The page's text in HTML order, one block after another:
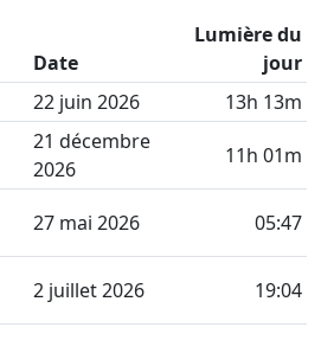
Date
Lumière du
jour
22 juin 2026 13h 13m
21 décembre
2026
11h 01m
27 mai 2026 05:47
2 juillet 2026 19:04